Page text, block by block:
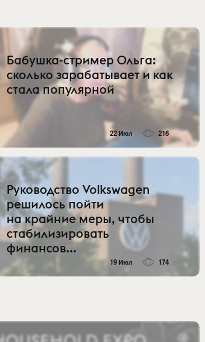
Бабушка-стример Ольга:
сколько зарабатывает и как
стала популярной
22 Июл 216
Руководство Volkswagen
решилось пойти
на крайние меры, чтобы
стабилизировать
финансов...
19 Июл 174